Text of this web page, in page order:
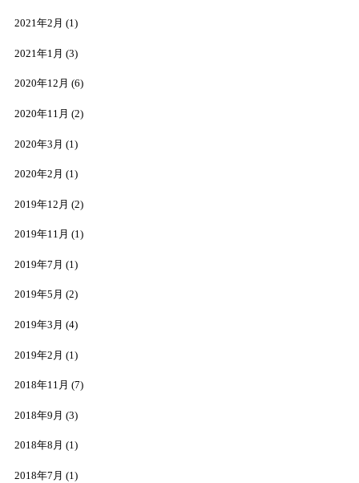
2021年2月 (1)
2021年1月 (3)
2020年12月 (6)
2020年11月 (2)
2020年3月 (1)
2020年2月 (1)
2019年12月 (2)
2019年11月 (1)
2019年7月 (1)
2019年5月 (2)
2019年3月 (4)
2019年2月 (1)
2018年11月 (7)
2018年9月 (3)
2018年8月 (1)
2018年7月 (1)